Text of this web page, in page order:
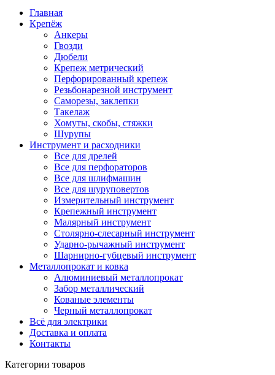
Главная
Крепёж
Анкеры
Гвозди
Дюбели
Крепеж метрический
Перфорированный крепеж
Резьбонарезной инструмент
Саморезы, заклепки
Такелаж
Хомуты, скобы, стяжки
Шурупы
Инструмент и расходники
Все для дрелей
Все для перфораторов
Все для шлифмашин
Все для шуруповертов
Измерительный инструмент
Крепежный инструмент
Малярный инструмент
Столярно-слесарный инструмент
Ударно-рычажный инструмент
Шарнирно-губцевый инструмент
Металлопрокат и ковка
Алюминиевый металлопрокат
Забор металлический
Кованые элементы
Черный металлопрокат
Всё для электрики
Доставка и оплата
Контакты
Категории товаров